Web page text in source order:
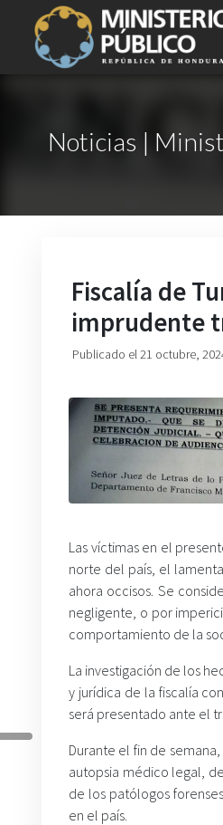
Noticias |
Fiscalía de
imprudente
Publicado el 21 octubre,
Las víctimas en el
norte del país, el
ahora occisos. Se
negligente, o por
comportamiento de la
La investigación de los
y jurídica de la fiscalía
será presentado ante el
Durante el fin de
autopsia médico legal,
de los patólogos
en el país.